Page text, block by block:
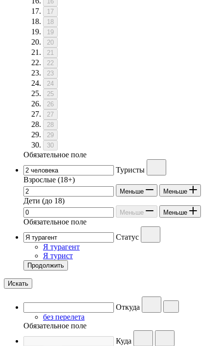
17
18
19
20
21
22
23
24
25
26
27
28
29
30
Обязательное поле
Туристы
Взрослые (18+)
Меньше Меньше
Дети (до 18)
Меньше Меньше
Обязательное поле
Статус
Я турагент
Я турист
Продолжить
Искать
Откуда
без перелета
Обязательное поле
Куда